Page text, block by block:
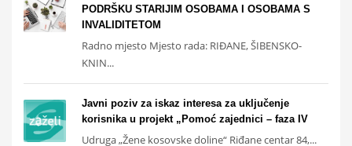
PODRŠKU STARIJIM OSOBAMA I OSOBAMA S
INVALIDITETOM
Radno mjesto Mjesto rada: RIĐANE, ŠIBENSKO-
KNIN...
Javni poziv za iskaz interesa za uključenje
korisnika u projekt „Pomoć zajednici – faza IV
Udruga „Žene kosovske doline“ Riđane centar 84,...